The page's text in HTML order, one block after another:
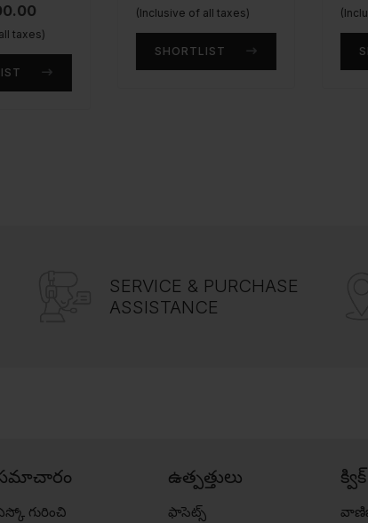
(Inclusive of all taxes)
SHORTLIST
(Inclusive
SERVICE & PURCHASE
ASSISTANCE
గురించి
ఉత్పత్తులు
ఫాసెట్స్